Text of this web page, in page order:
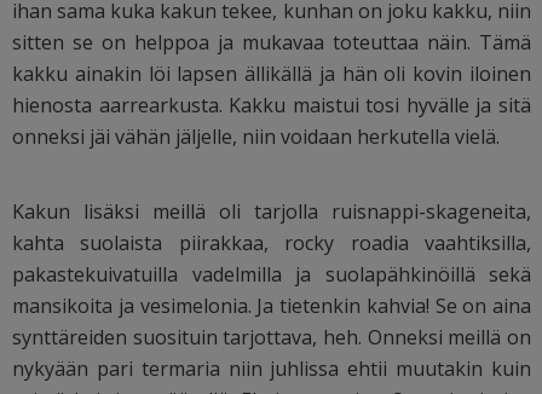
ihan sama kuka kakun tekee, kunhan on joku kakku, niin
sitten se on helppoa ja mukavaa toteuttaa näin. Tämä
kakku ainakin löi lapsen ällikällä ja hän oli kovin iloinen
hienosta aarrearkusta. Kakku maistui tosi hyvälle ja sitä
onneksi jäi vähän jäljelle, niin voidaan herkutella vielä.
Kakun lisäksi meillä oli tarjolla ruisnappi-skageneita,
kahta suolaista piirakkaa, rocky roadia vaahtiksilla,
pakastekuivatuilla vadelmilla ja suolapähkinöillä sekä
mansikoita ja vesimelonia. Ja tietenkin kahvia! Se on aina
synttäreiden suosituin tarjottava, heh. Onneksi meillä on
nykyään pari termaria niin juhlissa ehtii muutakin kuin